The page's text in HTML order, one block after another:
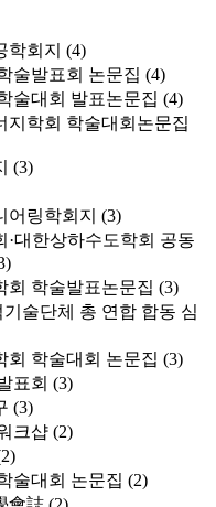
학회지 (4)
술발표회 논문집 (4)
술대회 발표논문집 (4)
지학회 학술대회논문집
(3)
어링학회지 (3)
·대한상하수도학회 공동
회 학술발표논문집 (3)
술단체 총 연합 합동 심
회 학술대회 논문집 (3)
표회 (3)
(3)
크샵 (2)
술대회 논문집 (2)